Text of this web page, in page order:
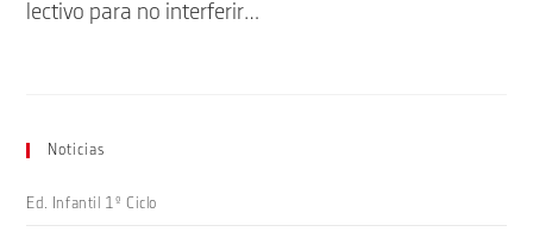
lectivo para no interferir…
Noticias
Ed. Infantil 1º Ciclo